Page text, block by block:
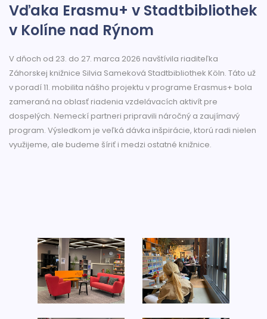
Vďaka Erasmu+ v Stadtbibliothek
v Kolíne nad Rýnom
V dňoch od 23. do 27. marca 2026 navštívila riaditeľka
Záhorskej knižnice Silvia Sameková Stadtbibliothek Köln. Táto už
v poradí 11. mobilita nášho projektu v programe Erasmus+ bola
zameraná na oblasť riadenia vzdelávacích aktivít pre
dospelých. Nemeckí partneri pripravili náročný a zaujímavý
program. Výsledkom je veľká dávka inšpirácie, ktorú radi nielen
využijeme, ale budeme šíriť i medzi ostatné knižnice.